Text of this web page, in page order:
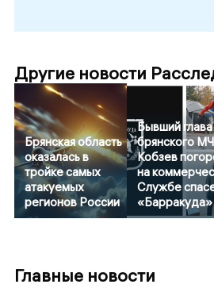
Другие новости
Брянская область
оказалась в
тройке самых
атакуемых
регионов России
Бывший глава
брянского
Кобзев
на
Службе
«Барракуда»
Главные новости